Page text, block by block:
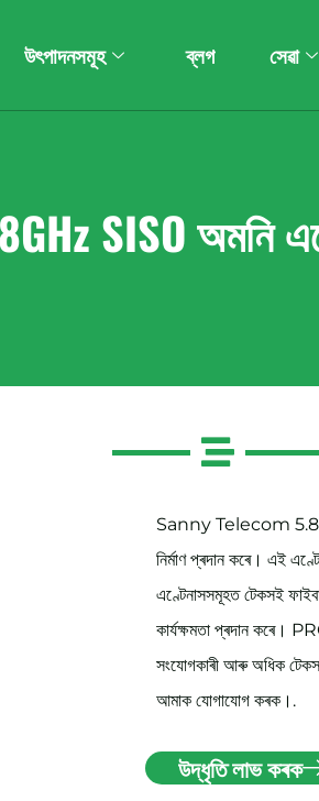
উৎপাদনসমূহ ব্লগ সেৱা
SISO অমনি
Sanny Telecom
নিৰ্মাণ প্ৰদান কৰে। এই
এণ্টেনাসসমূহত টেকসই
কাৰ্যক্ষমতা প্ৰদান কৰে।
সংযোগকাৰী আৰু অধিক
আমাক যোগাযোগ কৰক।.
উদ্ধৃতি লাভ কৰক